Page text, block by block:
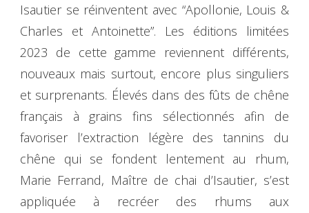
Isautier se réinventent avec “Apollonie, Louis &
Charles et Antoinette”. Les éditions limitées
2023 de cette gamme reviennent différents,
nouveaux mais surtout, encore plus singuliers
et surprenants. Élevés dans des fûts de chêne
français à grains fins sélectionnés afin de
favoriser l’extraction légère des tannins du
chêne qui se fondent lentement au rhum,
Marie Ferrand, Maître de chai d’Isautier, s’est
appliquée à recréer des rhums aux